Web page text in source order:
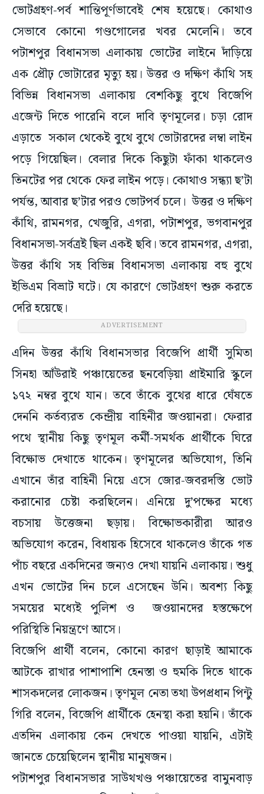
ভোটগ্রহণ-পর্ব শান্তিপূর্ণভাবেই শেষ হয়েছে। কোথাও
সেভাবে কোনো গণ্ডগোলের খবর মেলেনি। তবে
পটাশপুর বিধানসভা এলাকায় ভোটের লাইনে দাঁড়িয়ে
এক প্রৌঢ় ভোটারের মৃত্যু হয়। উত্তর ও দক্ষিণ কাঁথি সহ
বিভিন্ন বিধানসভা এলাকায় বেশকিছু বুথে বিজেপি
এজেন্ট দিতে পারেনি বলে দাবি তৃণমূলের। চড়া রোদ
এড়াতে সকাল থেকেই বুথে বুথে ভোটারদের লম্বা লাইন
পড়ে গিয়েছিল। বেলার দিকে কিছুটা ফাঁকা থাকলেও
তিনটের পর থেকে ফের লাইন পড়ে। কোথাও সন্ধ্যা ছ’টা
পর্যন্ত, আবার ছ’টার পরও ভোটপর্ব চলে। উত্তর ও দক্ষিণ
কাঁথি, রামনগর, খেজুরি, এগরা, পটাশপুর, ভগবানপুর
বিধানসভা-সর্বত্রই ছিল একই ছবি। তবে রামনগর, এগরা,
উত্তর কাঁথি সহ বিভিন্ন বিধানসভা এলাকায় বহু বুথে
ইভিএম বিভ্রাট ঘটে। যে কারণে ভোটগ্রহণ শুরু করতে
দেরি হয়েছে।
ADVERTISEMENT
এদিন উত্তর কাঁথি বিধানসভার বিজেপি প্রার্থী সুমিতা
সিনহা আঁউরাই পঞ্চায়েতের ছনবেড়িয়া প্রাইমারি স্কুলে
১৭২ নম্বর বুথে যান। তবে তাঁকে বুথের ধারে ঘেঁষতে
দেননি কর্তব্যরত কেন্দ্রীয় বাহিনীর জওয়ানরা। ফেরার
পথে স্থানীয় কিছু তৃণমূল কর্মী-সমর্থক প্রার্থীকে ঘিরে
বিক্ষোভ দেখাতে থাকেন। তৃণমূলের অভিযোগ, তিনি
এখানে তাঁর বাহিনী নিয়ে এসে জোর-জবরদস্তি ভোট
করানোর চেষ্টা করছিলেন। এনিয়ে দু’পক্ষের মধ্যে
বচসায় উত্তেজনা ছড়ায়। বিক্ষোভকারীরা আরও
অভিযোগ করেন, বিধায়ক হিসেবে থাকলেও তাঁকে গত
পাঁচ বছরে একদিনের জন্যও দেখা যায়নি এলাকায়। শুধু
এখন ভোটের দিন চলে এসেছেন উনি। অবশ্য কিছু
সময়ের মধ্যেই পুলিশ ও জওয়ানদের হস্তক্ষেপে
পরিস্থিতি নিয়ন্ত্রণে আসে।
বিজেপি প্রার্থী বলেন, কোনো কারণ ছাড়াই আমাকে
আটকে রাখার পাশাপাশি হেনস্তা ও হুমকি দিতে থাকে
শাসকদলের লোকজন। তৃণমূল নেতা তথা উপপ্রধান পিন্টু
গিরি বলেন, বিজেপি প্রার্থীকে হেনস্থা করা হয়নি। তাঁকে
এতদিন এলাকায় কেন দেখতে পাওয়া যায়নি, এটাই
জানতে চেয়েছিলেন স্থানীয় মানুষজন।
পটাশপুর বিধানসভার সাউথখণ্ড পঞ্চায়েতের বামুনবাড়